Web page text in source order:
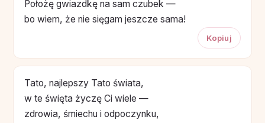
Położę gwiazdkę na sam czubek —
bo wiem, że nie sięgam jeszcze sama!
Kopiuj
Tato, najlepszy Tato świata,
w te święta życzę Ci wiele —
zdrowia, śmiechu i odpoczynku,